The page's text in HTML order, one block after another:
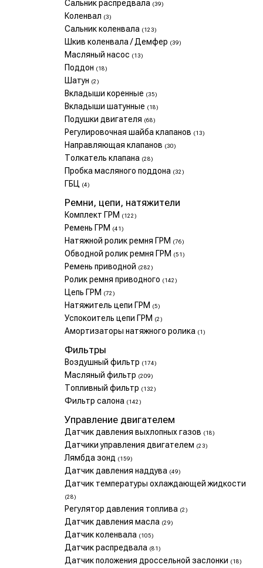
Сальник распредвала (39)
Коленвал (3)
Сальник коленвала (123)
Шкив коленвала / Демфер (39)
Масляный насос (13)
Поддон (18)
Шатун (2)
Вкладыши коренные (35)
Вкладыши шатунные (18)
Подушки двигателя (68)
Регулировочная шайба клапанов (13)
Направляющая клапанов (30)
Толкатель клапана (28)
Пробка масляного поддона (32)
ГБЦ (4)
Ремни, цепи, натяжители
Комплект ГРМ (122)
Ремень ГРМ (41)
Натяжной ролик ремня ГРМ (76)
Обводной ролик ремня ГРМ (51)
Ремень приводной (282)
Ролик ремня приводного (142)
Цепь ГРМ (72)
Натяжитель цепи ГРМ (5)
Успокоитель цепи ГРМ (2)
Амортизаторы натяжного ролика (1)
Фильтры
Воздушный фильтр (174)
Масляный фильтр (209)
Топливный фильтр (132)
Фильтр салона (142)
Управление двигателем
Датчик давления выхлопных газов (18)
Датчики управления двигателем (23)
Лямбда зонд (159)
Датчик давления наддува (49)
Датчик температуры охлаждающей жидкости
(28)
Регулятор давления топлива (2)
Датчик давления масла (29)
Датчик коленвала (105)
Датчик распредвала (81)
Датчик положения дроссельной заслонки (18)